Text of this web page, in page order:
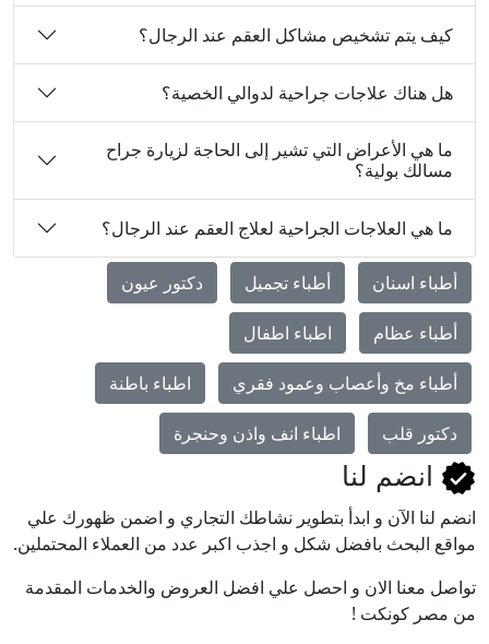
كيف يتم تشخيص مشاكل العقم عند الرجال؟
هل هناك علاجات جراحية لدوالي الخصية؟
ما هي الأعراض التي تشير إلى الحاجة لزيارة جراح
مسالك بولية؟
ما هي العلاجات الجراحية لعلاج العقم عند الرجال؟
أطباء اسنان أطباء تجميل دكتور عيون
أطباء عظام اطباء اطفال
أطباء مخ وأعصاب وعمود فقري اطباء باطنة
دكتور قلب اطباء انف واذن وحنجرة
انضم لنا
انضم لنا اﻵن و ابدأ بتطوير نشاطك التجاري و اضمن ظهورك علي
مواقع البحث بافضل شكل و اجذب اكبر عدد من العملاء المحتملين.
تواصل معنا الان و احصل علي افضل العروض والخدمات المقدمة
من مصر كونكت !